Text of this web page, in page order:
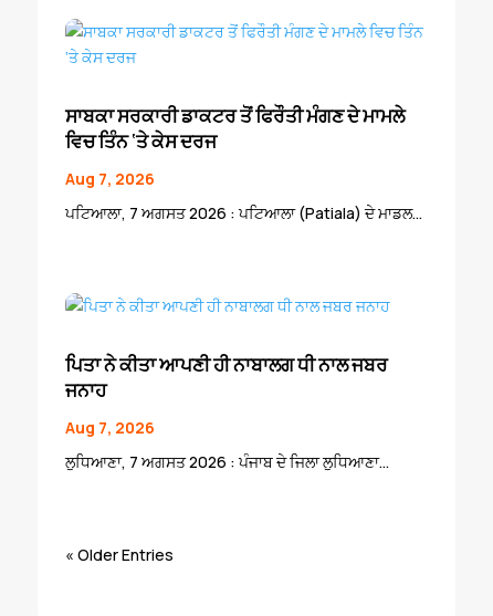
ਸਾਬਕਾ ਸਰਕਾਰੀ ਡਾਕਟਰ ਤੋਂ ਫਿਰੌਤੀ ਮੰਗਣ ਦੇ ਮਾਮਲੇ
ਵਿਚ ਤਿੰਨ ‘ਤੇ ਕੇਸ ਦਰਜ
Aug 7, 2026
ਪਟਿਆਲਾ, 7 ਅਗਸਤ 2026 : ਪਟਿਆਲਾ (Patiala) ਦੇ ਮਾਡਲ...
ਪਿਤਾ ਨੇ ਕੀਤਾ ਆਪਣੀ ਹੀ ਨਾਬਾਲਗ ਧੀ ਨਾਲ ਜਬਰ
ਜਨਾਹ
Aug 7, 2026
ਲੁਧਿਆਣਾ, 7 ਅਗਸਤ 2026 : ਪੰਜਾਬ ਦੇ ਜਿਲਾ ਲੁਧਿਆਣਾ...
« Older Entries